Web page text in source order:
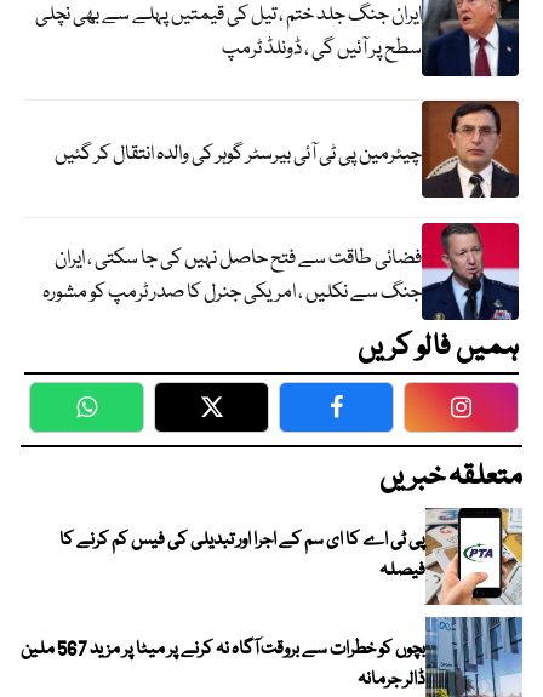
ایران جنگ جلد ختم ، تیل کی قیمتیں پہلے سے بھی نچلی
سطح پر آئیں گی ، ڈونلڈ ٹرمپ
چیئرمین پی ٹی آئی بیرسٹر گوہر کی والدہ انتقال کر گئیں
فضائی طاقت سے فتح حاصل نہیں کی جا سکتی ، ایران
جنگ سے نکلیں ، امریکی جنرل کا صدر ٹرمپ کو مشورہ
ہمیں فالو کریں
WhatsApp Twitter Facebook
متعلقہ خبریں
پی ٹی اے کا ای سم کے اجرا اور تبدیلی کی فیس کم کرنے کا
فیصلہ
بچوں کو خطرات سے بروقت آگاہ نہ کرنے پر میٹا پر مزید 567 ملین
ڈالر جرمانہ